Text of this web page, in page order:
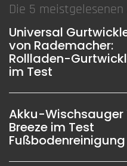
Die 5
Universal
von Rademacher:
Rollladen-
im Test
Akku-Wischsauger
Breeze im Test